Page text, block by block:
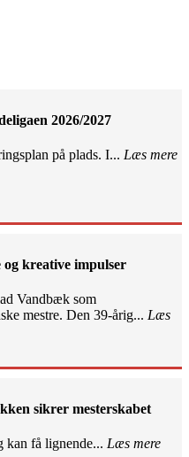
2026/2027
på plads. I... Læs mere
kreative impulser
Vandbæk som
mestre. Den 39-årig... Læs
sikrer mesterskabet
kan få lignende... Læs mere